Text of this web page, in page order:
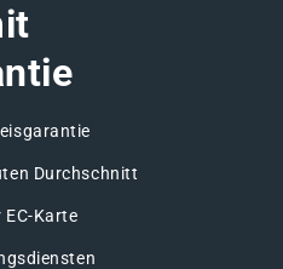
Durchschnitt
Karte